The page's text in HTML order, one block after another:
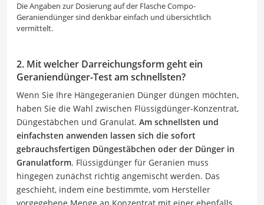
Die Angaben zur Dosierung auf der Flasche Compo-
Geraniendünger sind denkbar einfach und übersichtlich
vermittelt.
2. Mit welcher Darreichungsform geht ein
Geraniendünger-Test am schnellsten?
Wenn Sie Ihre Hängegeranien Dünger düngen möchten,
haben Sie die Wahl zwischen Flüssigdünger-Konzentrat,
Düngestäbchen und Granulat. Am schnellsten und
einfachsten anwenden lassen sich die sofort
gebrauchsfertigen Düngestäbchen oder der Dünger in
Granulatform. Flüssigdünger für Geranien muss
hingegen zunächst richtig angemischt werden. Das
geschieht, indem eine bestimmte, vom Hersteller